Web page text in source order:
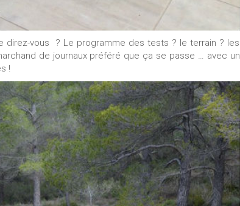
direz-vous ? Le programme des tests ? le terrain ? les
de journaux préféré que ça se passe … avec un
!